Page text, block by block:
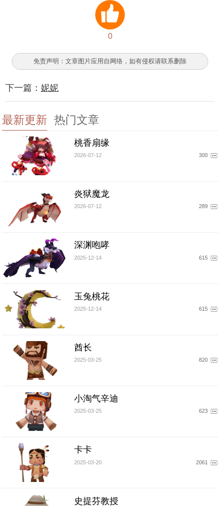
0
免责声明：文章图片应用自网络，如有侵权请联系删除
下一篇：妮妮
最新更新 热门文章
桃香扇缘
2026-07-12 300
炎狱魔龙
2026-07-12 289
深渊咆哮
2025-12-14 615
玉兔桃花
2025-12-14 615
酋长
2025-03-25 820
小淘气辛迪
2025-03-25 623
卡卡
2025-03-20 2061
史提芬教授